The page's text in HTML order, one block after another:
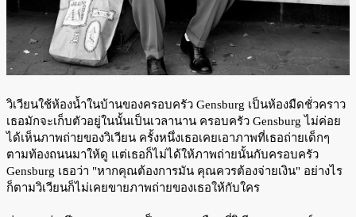
วิเวียนใช้ห้องน้ำในบ้านของครอบครัว Gensburg เป็นห้องมืดชั่วคราว
เธอมักจะเก็บตัวอยู่ในนั้นเป็นเวลานาน ครอบครัว Gensburg ไม่ค่อย
ได้เห็นภาพถ่ายของวิเวียน ครั้งหนึ่งเธอเคยเอาภาพที่เธอถ่ายเด็กๆ
ตามท้องถนนมาให้ดู แต่เธอก็ไม่ได้ให้ภาพถ่ายนั้นกับครอบครัว
Gensburg เธอว่า "หากคุณต้องการมัน คุณควรต้องจ่ายเงิน" อย่างไร
ก็ตามวิเวียนก็ไม่เคยขายภาพถ่ายของเธอให้กับใคร